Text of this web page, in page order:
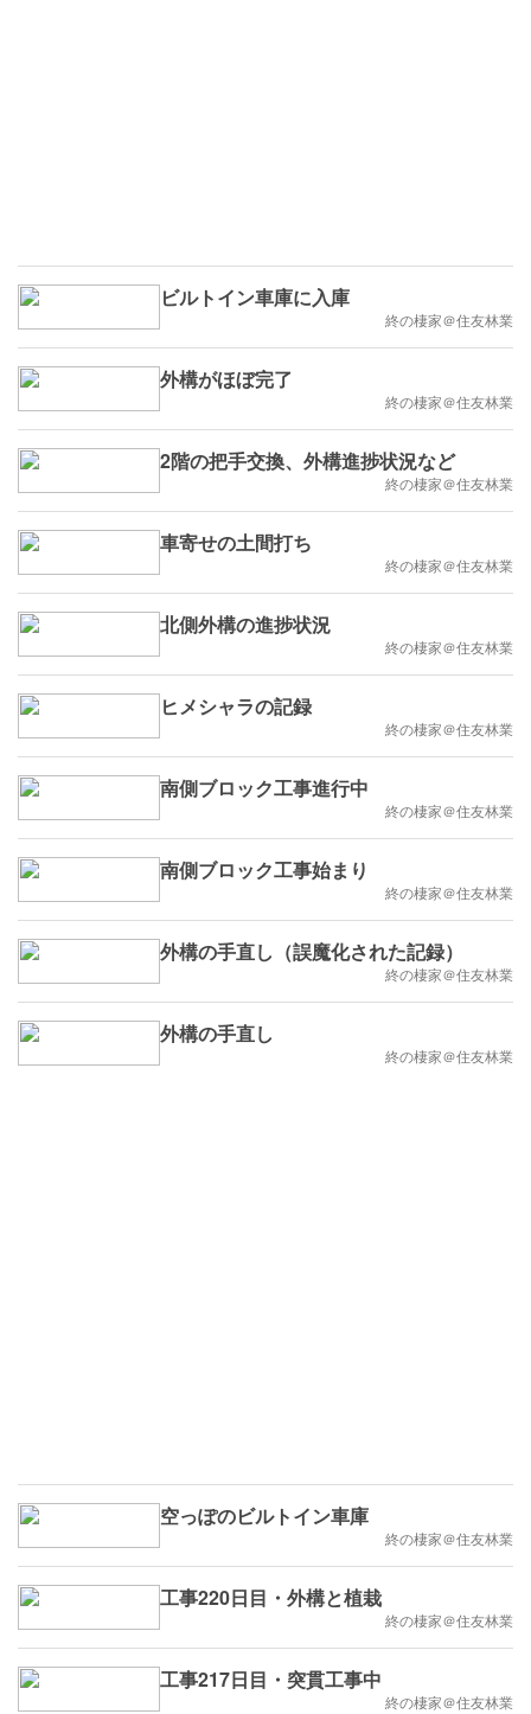
ビルトイン車庫に入庫
終の棲家＠住友林業
外構がほぼ完了
終の棲家＠住友林業
2階の把手交換、外構進捗状況など
終の棲家＠住友林業
車寄せの土間打ち
終の棲家＠住友林業
北側外構の進捗状況
終の棲家＠住友林業
ヒメシャラの記録
終の棲家＠住友林業
南側ブロック工事進行中
終の棲家＠住友林業
南側ブロック工事始まり
終の棲家＠住友林業
外構の手直し（誤魔化された記録）
終の棲家＠住友林業
外構の手直し
終の棲家＠住友林業
空っぽのビルトイン車庫
終の棲家＠住友林業
工事220日目・外構と植栽
終の棲家＠住友林業
工事217日目・突貫工事中
終の棲家＠住友林業